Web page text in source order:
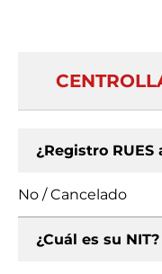
¿Registro RUES
No / Cancelado
¿Cuál es su NIT?